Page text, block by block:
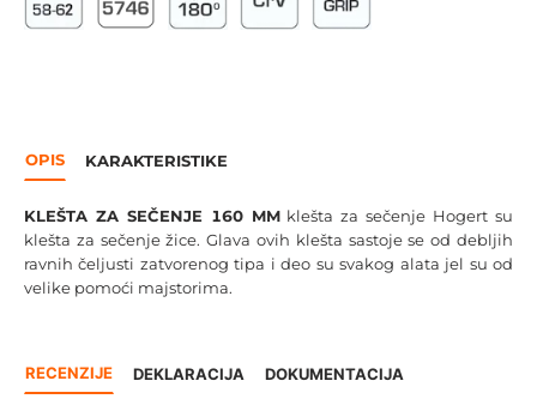
OPIS KARAKTERISTIKE
KLEŠTA ZA SEČENJE 160 MMklešta za sečenje Hogert su
klešta za sečenje žice. Glava ovih klešta sastoje se od debljih
ravnih čeljusti zatvorenog tipa i deo su svakog alata jel su od
velike pomoći majstorima.
RECENZIJE DEKLARACIJA DOKUMENTACIJA